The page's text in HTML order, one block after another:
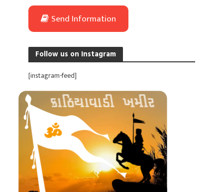
Send Information
Follow us on Instagram
[instagram-feed]